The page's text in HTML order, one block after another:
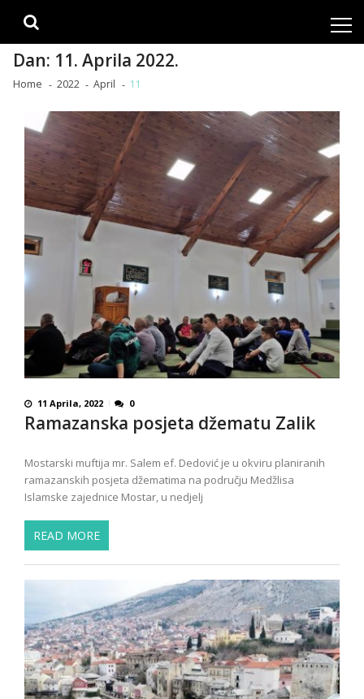
Dan: 11. Aprila 2022.
Home 2022 April 11
11 Aprila, 2022 0
Ramazanska posjeta džematu Zalik
Mostarski muftija mr. Salem ef. Dedović je u okviru planiranih
ramazanskih posjeta džematima na području Medžlisa
Islamske zajednice Mostar, u nedjelj
READ MORE